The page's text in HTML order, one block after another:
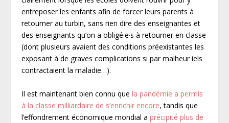
entreposer les enfants afin de forcer leurs parents à
retourner au turbin, sans rien dire des enseignantes et
des enseignants qu’on a obligé·e·s à retourner en classe
(dont plusieurs avaient des conditions préexistantes les
exposant à de graves complications si par malheur iels
contractaient la maladie…).
Il est maintenant bien connu quela pandémie a permis
à la classe milliardaire de s’enrichir encore, tandis que
l’effondrement économique mondial aprécipité plus de